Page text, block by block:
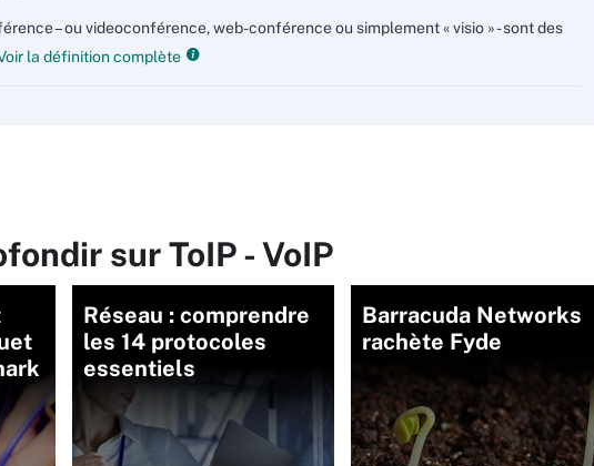
– ou videoconférence, web-conférence ou simplement « visio » - sont des
la définition complète
sur ToIP - VoIP
Réseau : comprendre
les 14 protocoles
essentiels
Barracuda Networks
rachète Fyde